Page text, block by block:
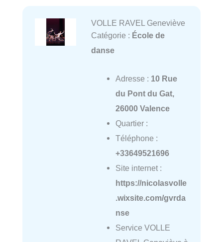
VOLLE RAVEL Geneviève
Catégorie : École de
danse
Adresse : 10 Rue
du Pont du Gat,
26000 Valence
Quartier :
Téléphone :
+33649521696
Site internet :
https://nicolasvolle
.wixsite.com/gvrda
nse
Service VOLLE